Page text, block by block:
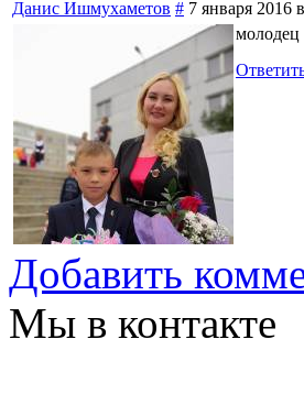
Данис Ишмухаметов # 7 января 2016
молодец
Добавить
Мы в контакте